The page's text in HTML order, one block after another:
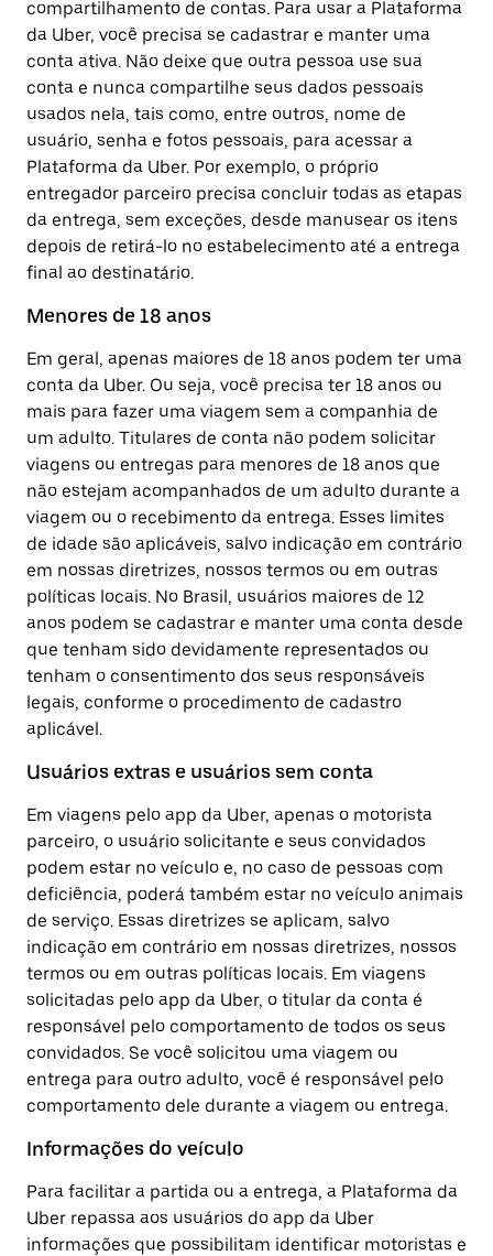
compartilhamento de contas. Para usar a Plataforma
da Uber, você precisa se cadastrar e manter uma
conta ativa. Não deixe que outra pessoa use sua
conta e nunca compartilhe seus dados pessoais
usados nela, tais como, entre outros, nome de
usuário, senha e fotos pessoais, para acessar a
Plataforma da Uber. Por exemplo, o próprio
entregador parceiro precisa concluir todas as etapas
da entrega, sem exceções, desde manusear os itens
depois de retirá-lo no estabelecimento até a entrega
final ao destinatário.
Menores de 18 anos
Em geral, apenas maiores de 18 anos podem ter uma
conta da Uber. Ou seja, você precisa ter 18 anos ou
mais para fazer uma viagem sem a companhia de
um adulto. Titulares de conta não podem solicitar
viagens ou entregas para menores de 18 anos que
não estejam acompanhados de um adulto durante a
viagem ou o recebimento da entrega. Esses limites
de idade são aplicáveis, salvo indicação em contrário
em nossas diretrizes, nossos termos ou em outras
políticas locais. No Brasil, usuários maiores de 12
anos podem se cadastrar e manter uma conta desde
que tenham sido devidamente representados ou
tenham o consentimento dos seus responsáveis
legais, conforme o procedimento de cadastro
aplicável.
Usuários extras e usuários sem conta
Em viagens pelo app da Uber, apenas o motorista
parceiro, o usuário solicitante e seus convidados
podem estar no veículo e, no caso de pessoas com
deficiência, poderá também estar no veículo animais
de serviço. Essas diretrizes se aplicam, salvo
indicação em contrário em nossas diretrizes, nossos
termos ou em outras políticas locais. Em viagens
solicitadas pelo app da Uber, o titular da conta é
responsável pelo comportamento de todos os seus
convidados. Se você solicitou uma viagem ou
entrega para outro adulto, você é responsável pelo
comportamento dele durante a viagem ou entrega.
Informações do veículo
Para facilitar a partida ou a entrega, a Plataforma da
Uber repassa aos usuários do app da Uber
informações que possibilitam identificar motoristas e